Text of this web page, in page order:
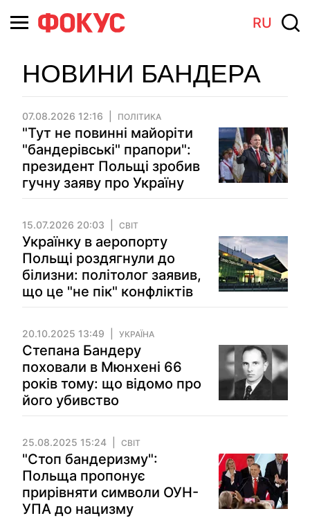
RU
НОВИНИ БАНДЕРА
07.08.2026 12:16 ПОЛІТИКА
"Тут не повинні майоріти
"бандерівські" прапори":
президент Польщі зробив
гучну заяву про Україну
15.07.2026 20:03 СВІТ
Українку в аеропорту
Польщі роздягнули до
білизни: політолог заявив,
що це "не пік" конфліктів
20.10.2025 13:49 УКРАЇНА
Степана Бандеру
поховали в Мюнхені 66
років тому: що відомо про
його убивство
25.08.2025 15:24 СВІТ
"Стоп бандеризму":
Польща пропонує
прирівняти символи ОУН-
УПА до нацизму